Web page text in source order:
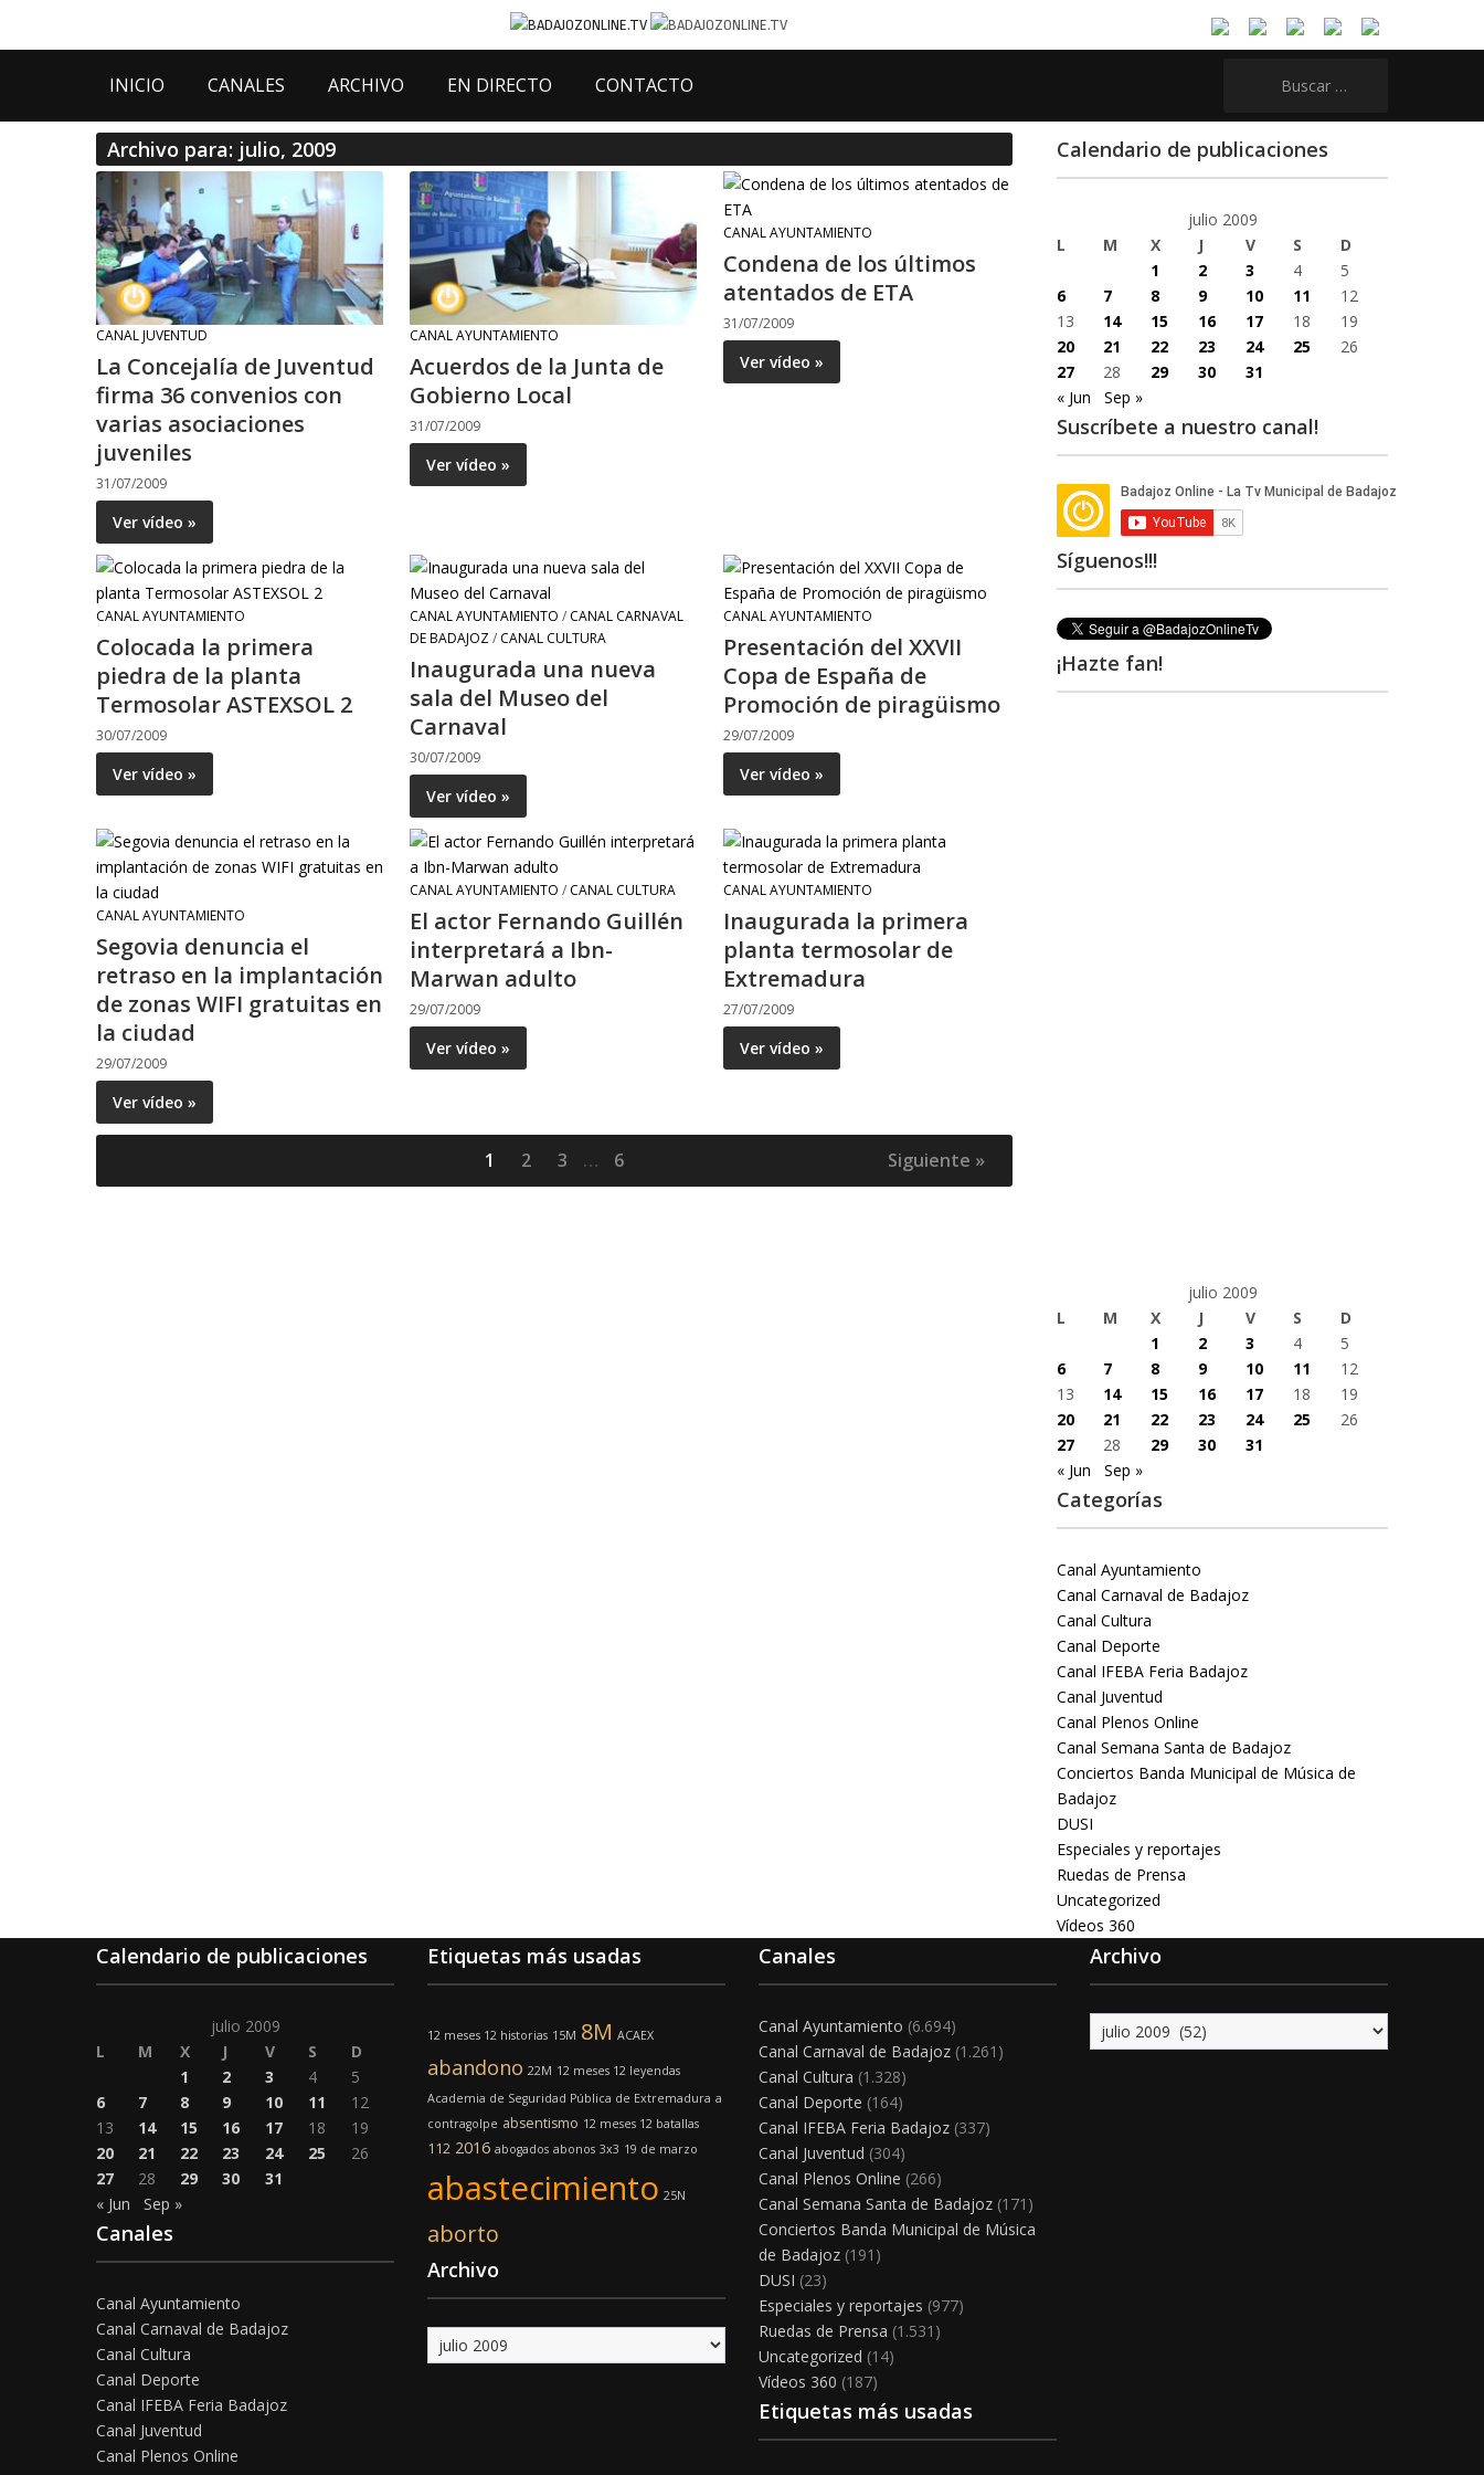
INICIO CANALES ARCHIVO EN DIRECTO CONTACTO
Archivo para: julio, 2009
CANAL JUVENTUD
La Concejalía de Juventud
firma 36 convenios con
varias asociaciones
juveniles
31/07/2009
Ver vídeo »
CANAL AYUNTAMIENTO
Acuerdos de la Junta de
Gobierno Local
31/07/2009
Ver vídeo »
CANAL AYUNTAMIENTO
Condena de los últimos
atentados de ETA
31/07/2009
Ver vídeo »
CANAL AYUNTAMIENTO
Colocada la primera
piedra de la planta
Termosolar ASTEXSOL 2
30/07/2009
Ver vídeo »
CANAL AYUNTAMIENTO / CANAL CARNAVAL
DE BADAJOZ/ CANAL CULTURA
Inaugurada una nueva
sala del Museo del
Carnaval
30/07/2009
Ver vídeo »
CANAL AYUNTAMIENTO
Presentación del XXVII
Copa de España de
Promoción de piragüismo
29/07/2009
Ver vídeo »
CANAL AYUNTAMIENTO
Segovia denuncia el
retraso en la implantación
de zonas WIFI gratuitas en
la ciudad
29/07/2009
Ver vídeo »
CANAL AYUNTAMIENTO / CANAL CULTURA
El actor Fernando Guillén
interpretará a Ibn-
Marwan adulto
29/07/2009
Ver vídeo »
CANAL AYUNTAMIENTO
Inaugurada la primera
planta termosolar de
Extremadura
27/07/2009
Ver vídeo »
1 2 3 … 6 Siguiente »
Calendario de publicaciones
julio 2009
L
M X J V S
D
1
2 3 4
5
6
7 8 9 10 11
12
13
14 15 16 17 18
19
20
21 22 23 24 25
26
27
28 29 30
31
« Jun
Sep »
Suscríbete a nuestro canal!
Síguenos!!!
¡Hazte fan!
julio 2009
L
M X J V S
D
1
2 3 4
5
6
7 8 9 10 11
12
13
14 15 16 17 18
19
20
21 22 23 24 25
26
27
28 29 30
31
« Jun
Sep »
Categorías
Canal Ayuntamiento
Canal Carnaval de Badajoz
Canal Cultura
Canal Deporte
Canal IFEBA Feria Badajoz
Canal Juventud
Canal Plenos Online
Canal Semana Santa de Badajoz
Conciertos Banda Municipal de Música de
Badajoz
DUSI
Especiales y reportajes
Ruedas de Prensa
Uncategorized
Vídeos 360
Calendario de publicaciones
julio 2009
L
M X J V S
D
1
2 3 4
5
6
7 8 9 10 11
12
13
14 15 16 17 18
19
20
21 22 23 24 25
26
27
28 29 30
31
« Jun
Sep »
Canales
Canal Ayuntamiento
Canal Carnaval de Badajoz
Canal Cultura
Canal Deporte
Canal IFEBA Feria Badajoz
Canal Juventud
Canal Plenos Online
Etiquetas más usadas
12 meses 12 historias 15M 8M ACAEX
abandono 22M 12 meses 12 leyendas
Academia de Seguridad Pública de Extremadura a
contragolpe absentismo 12 meses 12 batallas
112 2016 abogados abonos 3x3 19 de marzo
abastecimiento 25N
aborto
Archivo
Archivo
Canales
Canal Ayuntamiento (6.694)
Canal Carnaval de Badajoz (1.261)
Canal Cultura (1.328)
Canal Deporte (164)
Canal IFEBA Feria Badajoz (337)
Canal Juventud (304)
Canal Plenos Online (266)
Canal Semana Santa de Badajoz (171)
Conciertos Banda Municipal de Música
de Badajoz (191)
DUSI (23)
Especiales y reportajes (977)
Ruedas de Prensa (1.531)
Uncategorized (14)
Vídeos 360 (187)
Etiquetas más usadas
Archivo
Archivo